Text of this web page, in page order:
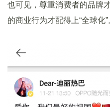
也可见，尊重消费者的品牌
的商业行为才配得上“全球化”